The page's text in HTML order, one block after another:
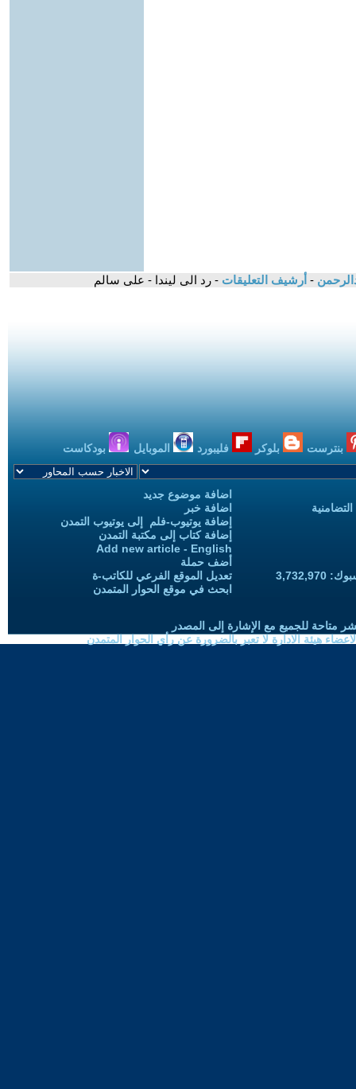
- أرشيف التعليقات - رد الى ليندا - على سالم
بنترست بلوكر فليبورد الموبايل بودكاست
اضافة موضوع جديد
اضافة خبر
إضافة يوتيوب-فلم إلى يوتيوب التمدن
إضافة كتاب إلى مكتبة التمدن
Add new article - English
أضف حملة
تعديل الموقع الفرعي للكاتب-ة
ابحث في موقع الحوار المتمدن
متاحة للجميع مع الإشارة إلى المصدر
هيئة الادارة لا تعبر بالضرورة عن رأي الحوار المتمدن